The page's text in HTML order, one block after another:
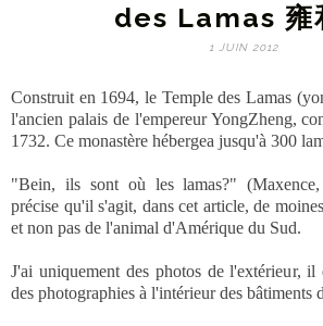
des Lamas 雍
1 JUIN 2012
Construit en 1694, le Temple des Lamas
l'ancien palais de l'empereur YongZheng,
1732. Ce monastère hébergea jusqu'à 300
"Bein, ils sont où les lamas?" (Maxence,
précise qu'il s'agit, dans cet article, de
et non pas de l'animal d'Amérique du Sud.
J'ai uniquement des photos de l'extérieur,
des photographies à l'intérieur des bâtiments